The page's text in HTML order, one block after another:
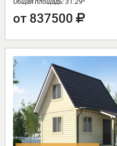
от 837500